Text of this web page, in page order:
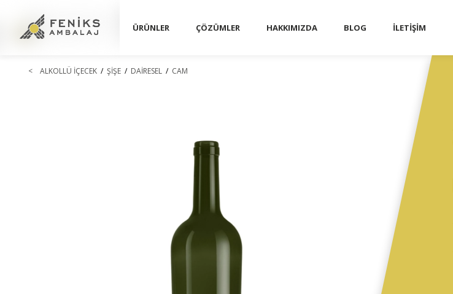
ÜRÜNLER ÇÖZÜMLER HAKKIMIZDA BLOG İLETİŞİM
< ALKOLLÜ İÇECEK / ŞİŞE / DAİRESEL / CAM
■